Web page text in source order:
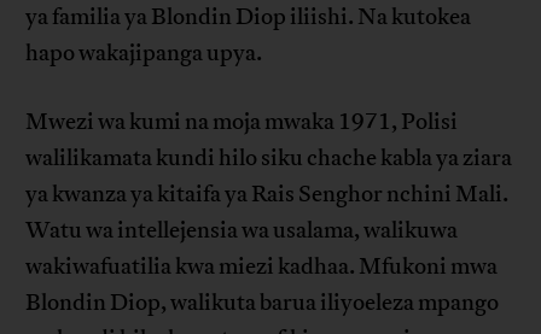
ya familia ya Blondin Diop iliishi. Na kutokea
hapo wakajipanga upya.
Mwezi wa kumi na moja mwaka 1971, Polisi
walilikamata kundi hilo siku chache kabla ya ziara
ya kwanza ya kitaifa ya Rais Senghor nchini Mali.
Watu wa intellejensia wa usalama, walikuwa
wakiwafuatilia kwa miezi kadhaa. Mfukoni mwa
Blondin Diop, walikuta barua iliyoeleza mpango